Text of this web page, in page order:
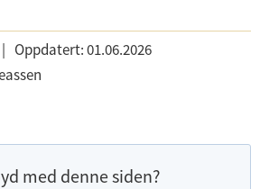
| Oppdatert:01.06.2026
med denne siden?